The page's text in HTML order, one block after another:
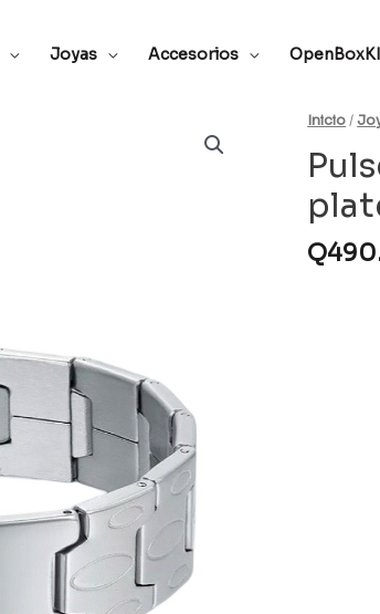
Joyas Accesorios
Inicio/
Q